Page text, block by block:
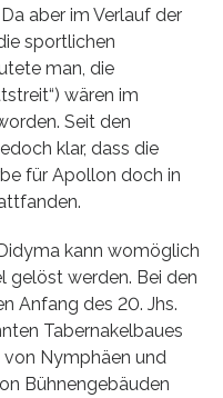
aber im Verlauf der
sportlichen
man, die
wären im
Seit den
klar, dass die
für Apollon doch in
kann womöglich
gelöst werden. Bei den
Anfang des 20. Jhs.
Tabernakelbaues
Nymphäen und
Bühnengebäuden